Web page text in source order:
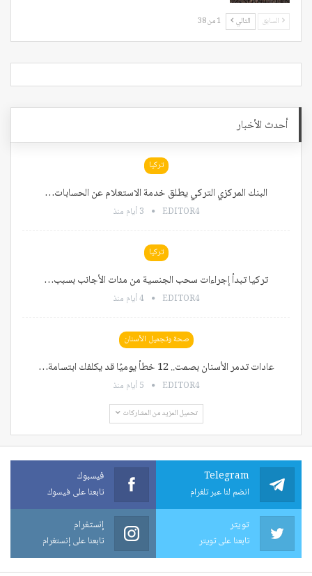
السابق التالي 1 من 38
أحدث الأخبار
تركيا
البنك المركزي التركي يطلق خدمة الاستعلام عن الحسابات…
EDITOR4 3 أيام منذ
تركيا
تركيا تبدأ إجراءات سحب الجنسية من مئات الأجانب بسبب…
EDITOR4 4 أيام منذ
صحة وتجميل الأسنان
عادات تدمر الأسنان بصمت.. 12 خطأ يوميًا قد يكلفك ابتسامة…
EDITOR4 5 أيام منذ
تحميل المزيد من المشاركات
Telegram
انضم لنا عبر تلغرام
فيسبوك
تابعنا على فيسوك
تويتر
تابعنا على تويتر
إنستغرام
تابعنا على إنستغرام